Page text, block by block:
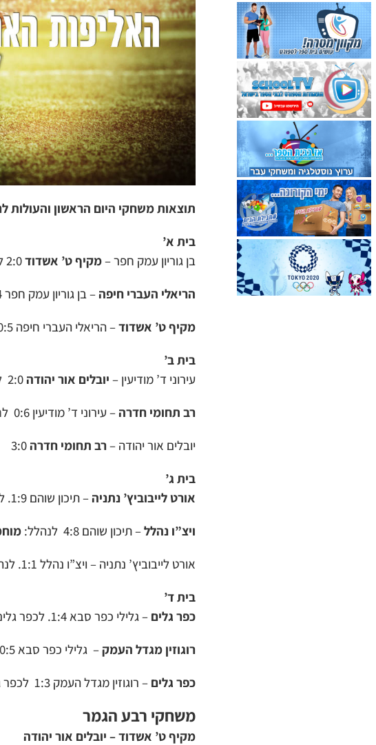
תוצאות משחקי היום הראשון והעולות
בית א’
בן גוריון עמק חפר –מקיף ט’ אשדוד2:0 לאשדוד: בן לוי ודוד סוויסה
הריאלי העברי חיפה – בן גוריון עמק חפר 0:4 לריאלי: שר-אל כהן צמד, סהר פרובלר וזיו
מקיף ט’ אשדוד– הריאלי העברי חיפה 0:5. לאשדוד: שלו הרוש, נתנאל ביטון, רוי לוי ועצמי.
בית ב’
עירוני ד’ מודיעין – יובלים אור יהודה
רב תחומי חדרה – עירוני ד’ מודיעין 0:6 לחדרה: שביט מרדכי-2, אביב זדה-2, ליאם אואד
יובלים אור יהודה – רב תחומי חדרה
בית ג’
אורט לייבוביץ’ נתניה – תיכון שוהם 1:9. לשוהם: גיא קמחי מ-11 מ’;
ויצ”ו נהלל– תיכון שוהם 4:8 לנהלל:
אורט לייבוביץ’ נתניה – ויצ”ו נהלל 1:1. לנהלל: עדי אסמי
בית ד’
כפר גלים – גלילי כפר סבא 1:4. לכפר גלים: זיו בן שימול, ירין לוי, נועם שמש צמד; לגלילי: רותם פיומי מ-11 מ’.
רוגוזין מגדל העמק– גלילי כפר סבא 0:5 למגדל העמק: עומר דהן 2, אופק אדנה, הילאי הכהן ואושר לקו.
כפר גלים – רוגוזין מגדל העמק 1:3 לכפר גלים: למגדל העמק: עומר דהן
משחקי רבע הגמר
מקיף ט’ אשדוד – יובלים אור יהודה